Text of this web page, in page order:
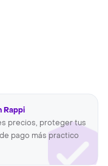
Rappi
precios, proteger tus
pago más practico